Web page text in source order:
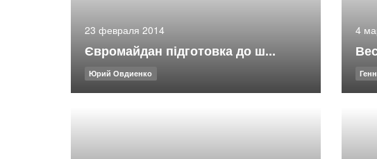
23 февраля 2014
Євромайдан підготовка до ш...
Юрий Овдиенко
4